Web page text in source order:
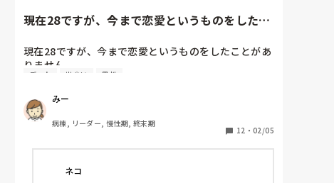
現在28ですが、今まで恋愛というものをしたこ
現在28ですが、今まで恋愛というものをしたことがあ
りません。
数年前に告白されて彼氏がいたことはありますが(恋愛
ました)、結局恋愛感情が湧かなくて2ヶ月で別れまし
た。
そんな私ですが子どもは欲しいです。
厳しいと思い、母からの強い勧めもあって昨年末から
デート 出会い 男性
みー
病棟, リーダー, 慢性期, 終末期
12 ・ 02/05
ネコ